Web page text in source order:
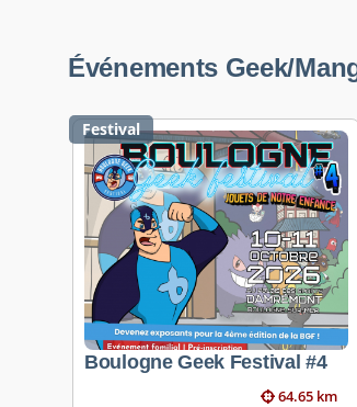
Événements Geek/
Festival
Boulogne Geek Festival #4
64.65 km